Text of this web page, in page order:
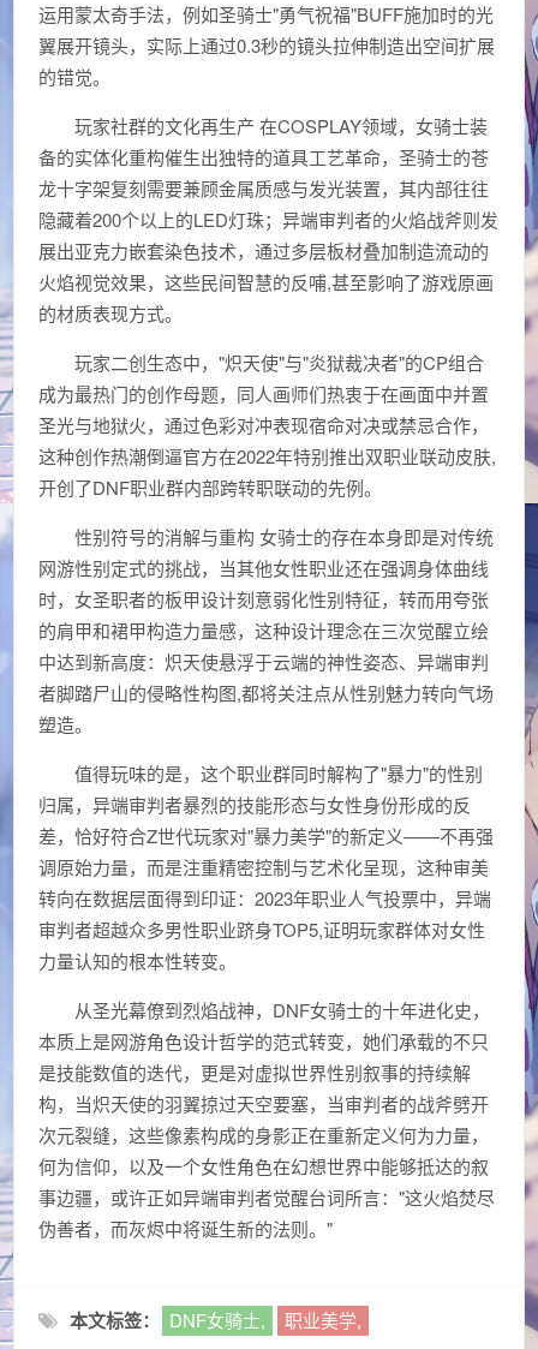
运用蒙太奇手法，例如圣骑士"勇气祝福"BUFF施加时的光
翼展开镜头，实际上通过0.3秒的镜头拉伸制造出空间扩展
的错觉。
玩家社群的文化再生产 在COSPLAY领域，女骑士装
备的实体化重构催生出独特的道具工艺革命，圣骑士的苍
龙十字架复刻需要兼顾金属质感与发光装置，其内部往往
隐藏着200个以上的LED灯珠；异端审判者的火焰战斧则发
展出亚克力嵌套染色技术，通过多层板材叠加制造流动的
火焰视觉效果，这些民间智慧的反哺,甚至影响了游戏原画
的材质表现方式。
玩家二创生态中，"炽天使"与"炎狱裁决者"的CP组合
成为最热门的创作母题，同人画师们热衷于在画面中并置
圣光与地狱火，通过色彩对冲表现宿命对决或禁忌合作，
这种创作热潮倒逼官方在2022年特别推出双职业联动皮肤,
开创了DNF职业群内部跨转职联动的先例。
性别符号的消解与重构 女骑士的存在本身即是对传统
网游性别定式的挑战，当其他女性职业还在强调身体曲线
时，女圣职者的板甲设计刻意弱化性别特征，转而用夸张
的肩甲和裙甲构造力量感，这种设计理念在三次觉醒立绘
中达到新高度：炽天使悬浮于云端的神性姿态、异端审判
者脚踏尸山的侵略性构图,都将关注点从性别魅力转向气场
塑造。
值得玩味的是，这个职业群同时解构了"暴力"的性别
归属，异端审判者暴烈的技能形态与女性身份形成的反
差，恰好符合Z世代玩家对"暴力美学"的新定义——不再强
调原始力量，而是注重精密控制与艺术化呈现，这种审美
转向在数据层面得到印证：2023年职业人气投票中，异端
审判者超越众多男性职业跻身TOP5,证明玩家群体对女性
力量认知的根本性转变。
从圣光幕僚到烈焰战神，DNF女骑士的十年进化史，
本质上是网游角色设计哲学的范式转变，她们承载的不只
是技能数值的迭代，更是对虚拟世界性别叙事的持续解
构，当炽天使的羽翼掠过天空要塞，当审判者的战斧劈开
次元裂缝，这些像素构成的身影正在重新定义何为力量，
何为信仰，以及一个女性角色在幻想世界中能够抵达的叙
事边疆，或许正如异端审判者觉醒台词所言："这火焰焚尽
伪善者，而灰烬中将诞生新的法则。"
本文标签： DNF女骑士, 职业美学,